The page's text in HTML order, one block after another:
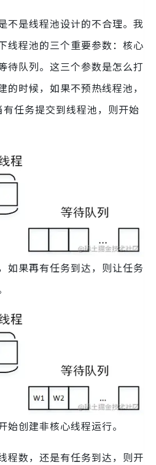
不是线程池设计的不合理。我
线程池的三个重要参数：核心
待队列。这三个参数是怎么打
时候，如果不预热线程池，
任务提交到线程池，则开始
如果再有任务到达，则让任务
创建非核心线程运行。
程数，还是有任务到达，则开